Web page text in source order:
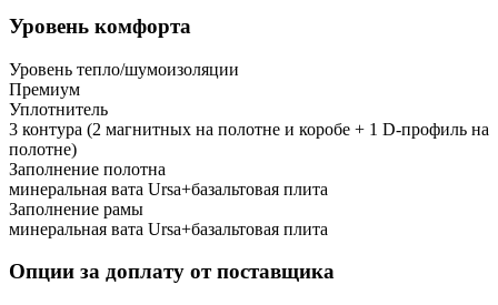
Уровень комфорта
Уровень тепло/шумоизоляции
Премиум
Уплотнитель
3 контура (2 магнитных на полотне и коробе + 1 D-профиль на
полотне)
Заполнение полотна
минеральная вата Ursa+базальтовая плита
Заполнение рамы
минеральная вата Ursa+базальтовая плита
Опции за доплату от поставщика